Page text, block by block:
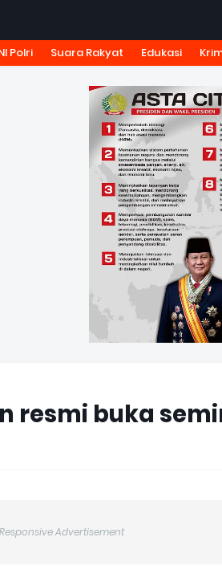
TARIF IKLAN PEDOMAN
Polri Suara Rakyat Edukasi
resmi buka
Responsive Advertisement